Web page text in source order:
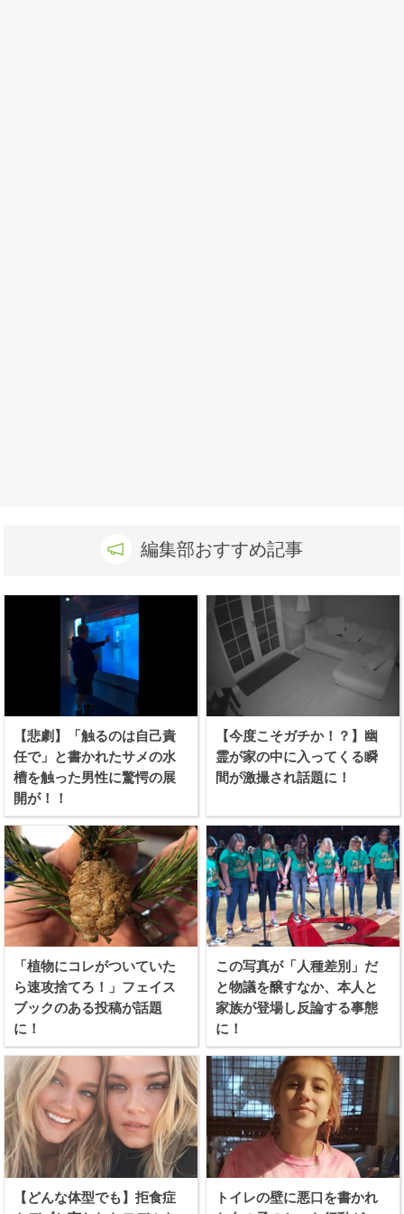
編集部おすすめ記事
【悲劇】「触るのは自己責
任で」と書かれたサメの水
槽を触った男性に驚愕の展
開が！！
【今度こそガチか！？】幽
霊が家の中に入ってくる瞬
間が激撮され話題に！
「植物にコレがついていた
ら速攻捨てろ！」フェイス
ブックのある投稿が話題
に！
この写真が「人種差別」だ
と物議を醸すなか、本人と
家族が登場し反論する事態
に！
【どんな体型でも】拒食症
トイレの壁に悪口を書かれ